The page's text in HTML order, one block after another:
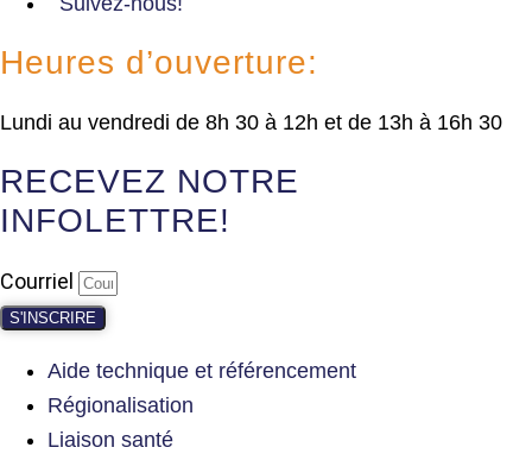
Heures d’ouverture:
Lundi au vendredi de 8h 30 à 12h et de 13h à 16h 30
RECEVEZ NOTRE
INFOLETTRE!
Courriel
S'INSCRIRE
Aide technique et référencement
Régionalisation
Liaison santé